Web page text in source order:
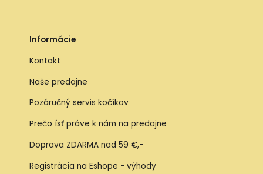
Informácie
Kontakt
Naše predajne
Pozáručný servis kočíkov
Prečo ísť práve k nám na predajne
Doprava ZDARMA nad 59 €,-
Registrácia na Eshope - výhody